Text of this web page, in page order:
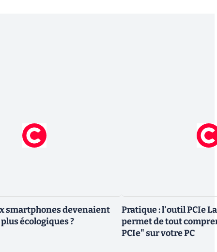
smartphones devenaient
écologiques ?
Pratique : l'outil PCIe
permet de tout
PCIe" sur votre PC